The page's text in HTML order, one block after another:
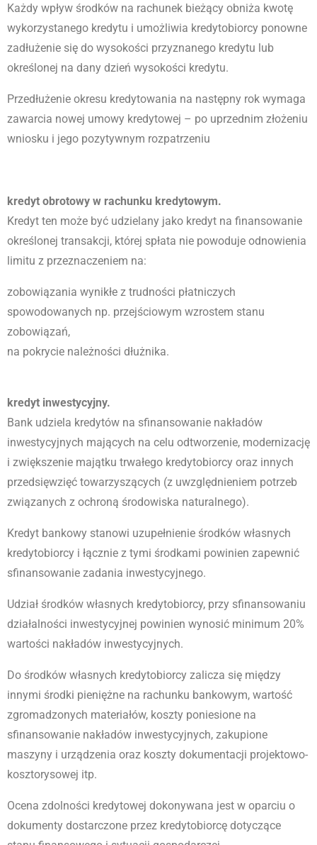
Każdy wpływ środków na rachunek bieżący obniża kwotę
wykorzystanego kredytu i umożliwia kredytobiorcy ponowne
zadłużenie się do wysokości przyznanego kredytu lub
określonej na dany dzień wysokości kredytu.
Przedłużenie okresu kredytowania na następny rok wymaga
zawarcia nowej umowy kredytowej – po uprzednim złożeniu
wniosku i jego pozytywnym rozpatrzeniu
kredyt obrotowy w rachunku kredytowym.
Kredyt ten może być udzielany jako kredyt na finansowanie
określonej transakcji, której spłata nie powoduje odnowienia
limitu z przeznaczeniem na:
zobowiązania wynikłe z trudności płatniczych
spowodowanych np. przejściowym wzrostem stanu
zobowiązań,
na pokrycie należności dłużnika.
kredyt inwestycyjny.
Bank udziela kredytów na sfinansowanie nakładów
inwestycyjnych mających na celu odtworzenie, modernizację
i zwiększenie majątku trwałego kredytobiorcy oraz innych
przedsięwzięć towarzyszących (z uwzględnieniem potrzeb
związanych z ochroną środowiska naturalnego).
Kredyt bankowy stanowi uzupełnienie środków własnych
kredytobiorcy i łącznie z tymi środkami powinien zapewnić
sfinansowanie zadania inwestycyjnego.
Udział środków własnych kredytobiorcy, przy sfinansowaniu
działalności inwestycyjnej powinien wynosić minimum 20%
wartości nakładów inwestycyjnych.
Do środków własnych kredytobiorcy zalicza się między
innymi środki pieniężne na rachunku bankowym, wartość
zgromadzonych materiałów, koszty poniesione na
sfinansowanie nakładów inwestycyjnych, zakupione
maszyny i urządzenia oraz koszty dokumentacji projektowo-
kosztorysowej itp.
Ocena zdolności kredytowej dokonywana jest w oparciu o
dokumenty dostarczone przez kredytobiorcę dotyczące